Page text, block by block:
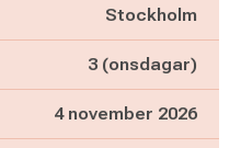
Stockholm
3 (onsdagar)
4 november 2026